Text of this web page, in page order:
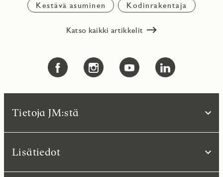
Kestävä asuminen
Kodinrakentaja
Katso kaikki artikkelit
Tietoja JM:stä
Lisätiedot